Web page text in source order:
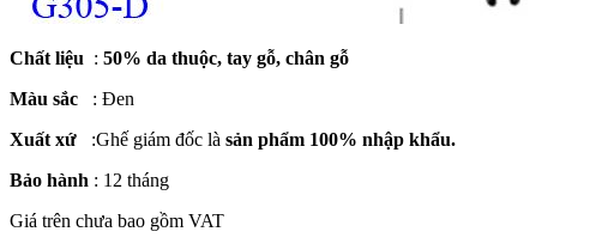
Chất liệu : 50% da thuộc, tay gỗ, chân gỗ
Màu sắc
: Đen
Xuất xứ
:Ghế giám đốc là sản phẩm 100% nhập khẩu.
Bảo hành : 12 tháng
Giá trên chưa bao gồm VAT